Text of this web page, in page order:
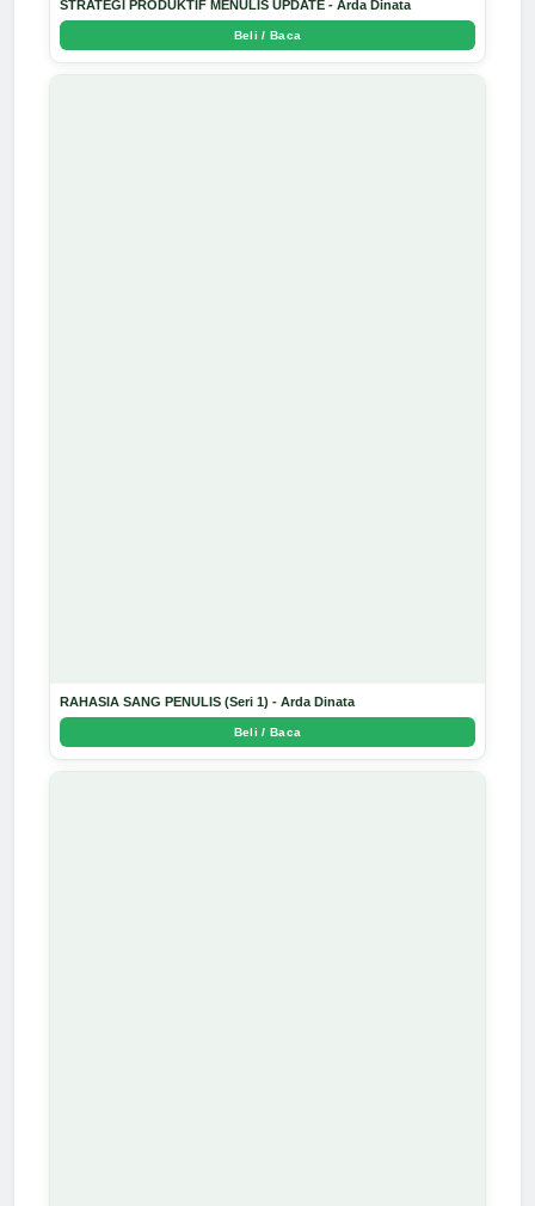
STRATEGI PRODUKTIF MENULIS UPDATE - Arda Dinata
Beli / Baca
RAHASIA SANG PENULIS (Seri 1) - Arda Dinata
Beli / Baca